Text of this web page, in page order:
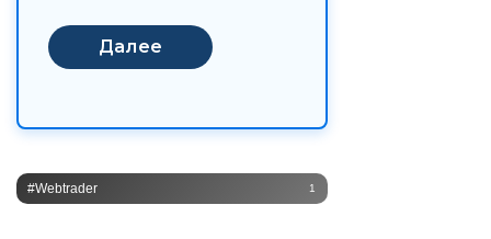
#Webtrader 1